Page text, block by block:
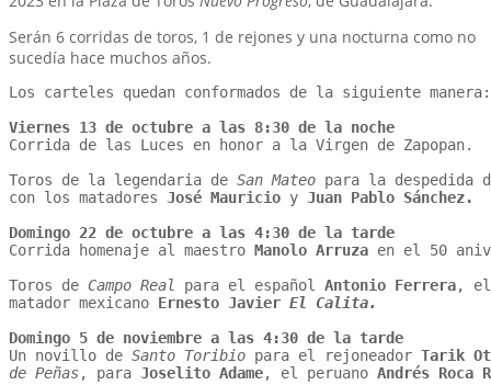
Serán 6 corridas de toros, 1 de rejones y una nocturna como no
sucedía hace muchos años.
Los carteles quedan conformados de la siguiente manera:
Viernes 13 de octubre a las 8:30 de la noche
Corrida de las Luces en honor a la Virgen de Zapopan.
Toros de la legendaria de San Mateo para la despedida
con los matadores José Mauricio y Juan Pablo Sánchez.
Domingo 22 de octubre a las 4:30 de la tarde
Corrida homenaje al maestro Manolo Arruza en el 50
Toros de Campo Real para el español Antonio Ferrera,
matador mexicano Ernesto Javier El Calita.
Domingo 5 de noviembre a las 4:30 de la tarde
Un novillo de Santo Toribio para el rejoneador Tarik
de Peñas, para Joselito Adame, el peruano Andrés Roca